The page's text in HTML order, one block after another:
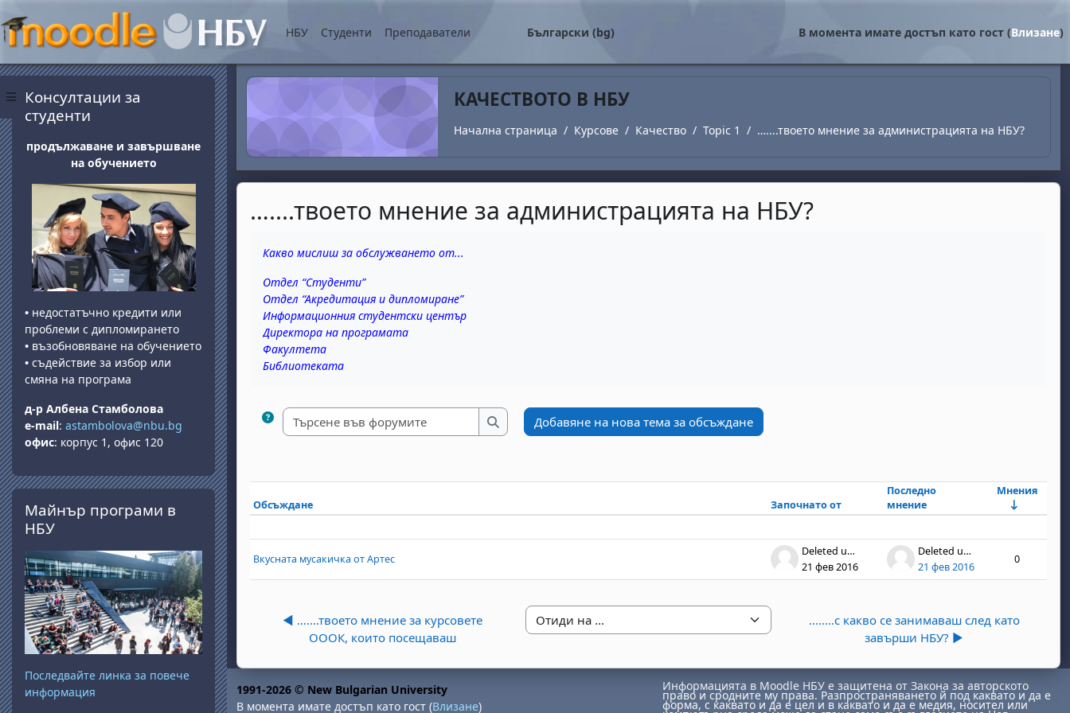
Прескочи на основното съдържание
Страничен панел
НБУ Студенти Преподаватели Български ‎(bg)‎ В момента имате достъп като гост (Влизане)
КАЧЕСТВОТО В НБУ
Начална страница Курсове Качество Topic 1 …....твоето мнение за администрацията на НБУ?
…....твоето мнение за администрацията на НБУ?
Какво мислиш за обслужването от...
Отдел “Студенти”
Отдел “Акредитация и дипломиране”
Информационния студентски център
Директора на програмата
Факултета
Библиотеката
Търсене във форумите
Търсене във форумите
Добавяне на нова тема за обсъждане
Състояние
Обсъждане Започнато от
Последно
мнение
Мнения
Вкусната мусакичка от Артес
Deleted user
21 фев 2016
Deleted user
21 фев 2016
0
◀︎ …....твоето мнение за курсовете
ОООК, които посещаваш
Отиди на ...
........с какво се занимаваш след като
завърши НБУ? ▶︎
Блокове
Консултации за
студенти
продължаване и завършване
на обучението
• недостатъчно кредити или
проблеми с дипломирането
• възобновяване на обучението
• съдействие за избор или
смяна на програма
д-р Албена Стамболова
e-mail: astambolova@nbu.bg
офис: корпус 1, офис 120
Прескочи Майнър програми в НБУ
Майнър програми в
НБУ
Последвайте линка за повече
информация
Информацията в Moodle НБУ е защитена от Закона за авторското
право и сродните му права. Разпространяването й под каквато и да е
форма, с каквато и да е цел и в каквато и да е медия, носител или
1991-2026 © New Bulgarian University
В момента имате достъп като гост (Влизане)